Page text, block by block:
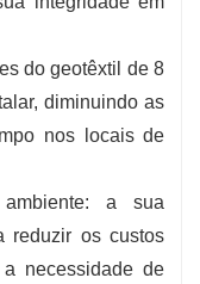
do geotêxtil de 8
diminuindo as
nos locais de
ambiente: a sua
reduzir os custos
necessidade de